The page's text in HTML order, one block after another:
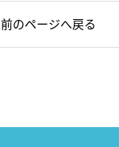
前のページへ戻る